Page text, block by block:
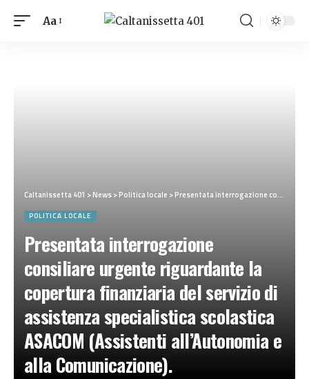
Aa
Caltanissetta 401 >News>Politica locale >Presentata interrogazione consiliare urgente riguardante la copertura finanziaria del servizio di assistenza specialistica scolastica ASACOM (Assistenti all’Autonomia e alla Comunicazione).
POLITICA LOCALE
Presentata interrogazione
consiliare urgente riguardante la
copertura finanziaria del servizio di
assistenza specialistica scolastica
ASACOM (Assistenti all’Autonomia e
alla Comunicazione).